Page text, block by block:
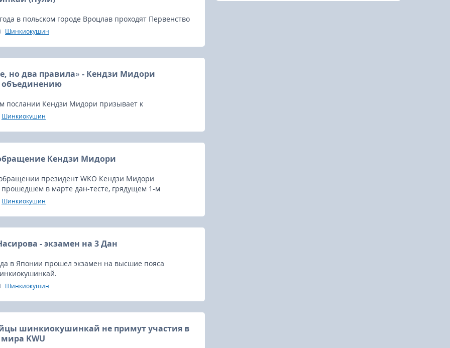
в польском городе Вроцлав проходят Первенство
по шинкиокушинкай.
Шинкиокушин
но два правила» - Кендзи Мидори
объединению
послании Кендзи Мидори призывает к
полноконтактного каратэ и обещает помочь
Шинкиокушин
Кендзи Мидори
президент WKO Кендзи Мидори
прошедшем в марте дан-тесте, грядущем 1-м
по полноконтактному каратэ и о планах
Шинкиокушин
- экзамен на 3 Дан
в Японии прошел экзамен на высшие пояса
Шинкиокушин
шинкиокушинкай не примут участия в
KWU